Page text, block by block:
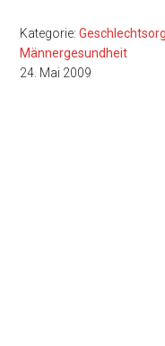
Kategorie:
Männergesundheit
24. Mai 2009